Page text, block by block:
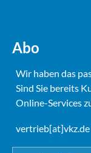
Abo
Wir haben das
Sind Sie bereits
Online-Services
vertrieb[at]vkz.de